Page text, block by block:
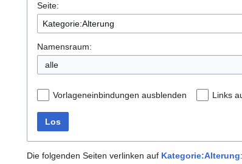
Seite:
Namensraum:
alle
Vorlageneinbindungen ausblenden Links
Los
Die folgenden Seiten verlinken auf Kategorie:Alterung: